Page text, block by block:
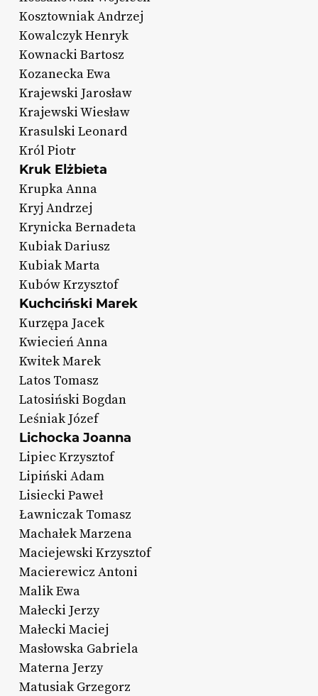
Kosztowniak Andrzej
Kowalczyk Henryk
Kownacki Bartosz
Kozanecka Ewa
Krajewski Jarosław
Krajewski Wiesław
Krasulski Leonard
Król Piotr
Kruk Elżbieta
Krupka Anna
Kryj Andrzej
Krynicka Bernadeta
Kubiak Dariusz
Kubiak Marta
Kubów Krzysztof
Kuchciński Marek
Kurzępa Jacek
Kwiecień Anna
Kwitek Marek
Latos Tomasz
Latosiński Bogdan
Leśniak Józef
Lichocka Joanna
Lipiec Krzysztof
Lipiński Adam
Lisiecki Paweł
Ławniczak Tomasz
Machałek Marzena
Maciejewski Krzysztof
Macierewicz Antoni
Malik Ewa
Małecki Jerzy
Małecki Maciej
Masłowska Gabriela
Materna Jerzy
Matusiak Grzegorz